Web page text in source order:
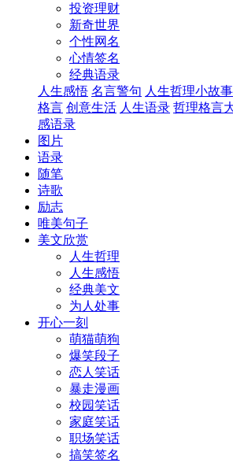
投资理财
新奇世界
个性网名
心情签名
经典语录
人生感悟 名言警句 人生哲理小故事
格言 创意生活 人生语录 哲理格言
感语录
图片
语录
随笔
诗歌
励志
唯美句子
美文欣赏
人生哲理
人生感悟
经典美文
为人处事
开心一刻
萌猫萌狗
爆笑段子
恋人笑话
暴走漫画
校园笑话
家庭笑话
职场笑话
搞笑签名